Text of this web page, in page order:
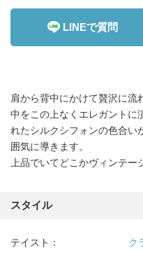
LINEで質問
肩から背中にかけて贅沢に流
中をこの上なくエレガントに
れたシルクシフォンの色合い
囲気に導きます。
上品でいてどこかヴィンテー
スタイル
テイスト：
ク